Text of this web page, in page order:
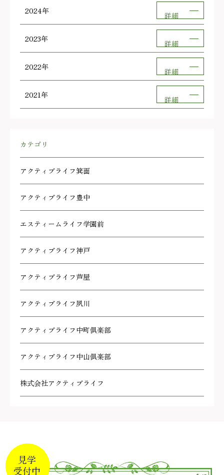
2024年 詳細
2023年 詳細
2022年 詳細
2021年 詳細
カテゴリ
アクティブライフ箕面
アクティブライフ豊中
エスティームライフ学園前
アクティブライフ神戸
アクティブライフ芦屋
アクティブライフ夙川
アクティブライフ中町倶楽部
アクティブライフ中山倶楽部
株式会社アクティブライフ